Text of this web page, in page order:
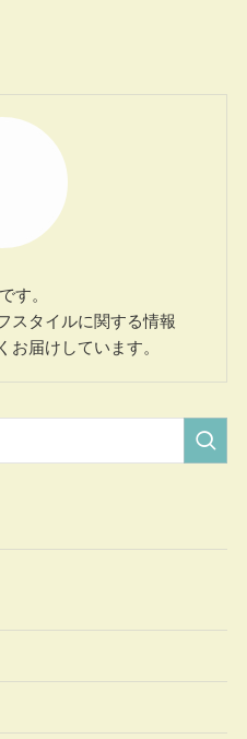
す。
スタイルに関する情報
お届けしています。